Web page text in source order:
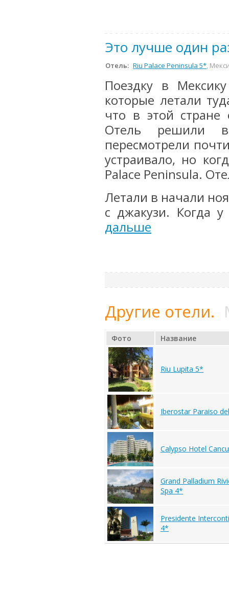
Это лучше один
Отель: Riu Palace Peninsula 5*,
Поездку в
которые летали
что в этой стране
Отель решили
пересмотрели
устраивало, но
Palace Peninsula.
Летали в начали
с джакузи. Когда
дальше
Другие отели.
Фото Название
Riu Lupita 5*
Iberostar Paraiso
Calypso Hotel
Grand Palladium
Spa 4*
Presidente
4*